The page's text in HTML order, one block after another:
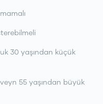
30 yaşından küçük
55 yaşından büyük